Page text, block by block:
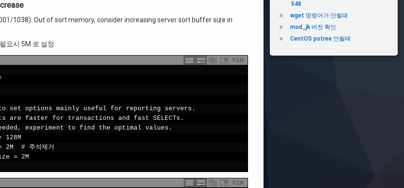
1038): Out of sort memory, consider increasing server sort buffer size in
요시 5M 로 설정
Vim
set options mainly useful for reporting servers .
are faster for transactions and fast SELECTs .
, experiment to find the optimal values .
128M
2M # 주석제거
= 2M
Vim
드
바
548
wget 명령어가 안될때
mod_jk 버전 확인
CentOS pstree 안될때